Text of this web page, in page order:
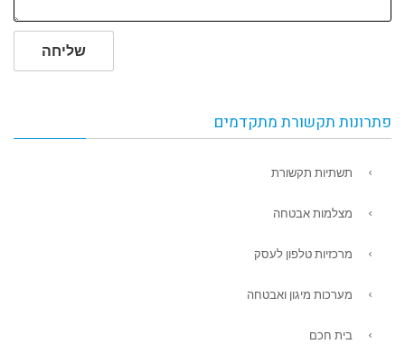
שליחה
פתרונות תקשורת מתקדמים
תשתיות תקשורת
מצלמות אבטחה
מרכזיות טלפון לעסק
מערכות מיגון ואבטחה
בית חכם